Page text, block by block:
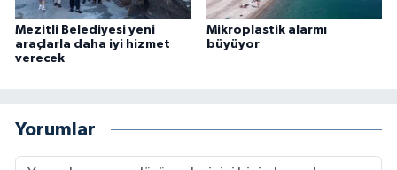
Mezitli Belediyesi yeni
araçlarla daha iyi hizmet
verecek
Mikroplastik alarmı
büyüyor
Yorumlar